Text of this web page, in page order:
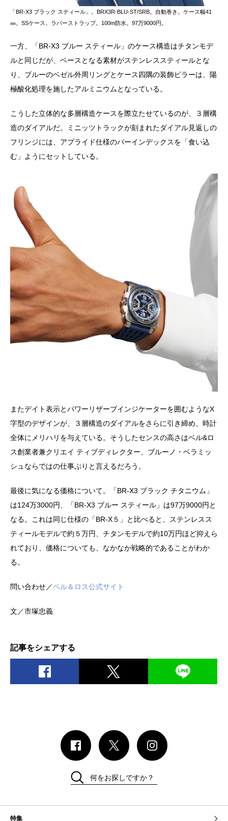
「BR-X3 ブラック スティール」。BRX3R-BLU-ST/SRB。自動巻き。ケース幅41
㎜。SSケース。ラバーストラップ。100m防水。97万9000円。
一方、「BR-X3 ブルー スティール」のケース構造はチタンモデ
ルと同じだが、ベースとなる素材がステンレススティールとな
り、ブルーのベゼル外周リングとケース四隅の装飾ピラーは、陽
極酸化処理を施したアルミニウムとなっている。
こうした立体的な多層構造ケースを際立たせているのが、３層構
造のダイアルだ。ミニッツトラックが刻まれたダイアル見返しの
フリンジには、アプライド仕様のバーインデックスを「食い込
む」ようにセットしている。
またデイト表示とパワーリザーブインジケーターを囲むようなX
字型のデザインが、３層構造のダイアルをさらに引き締め、時計
全体にメリハリを与えている。そうしたセンスの高さはベル&ロ
ス創業者兼クリエイ ティブディレクター、ブルーノ・ベラミッ
シュならではの仕事ぶりと言えるだろう。
最後に気になる価格について。「BR-X3 ブラック チタニウム」
は124万3000円、「BR-X3 ブルー スティール」は97万9000円と
なる。これは同じ仕様の「BR-X５」と比べると、ステンレスス
ティールモデルで約５万円、チタンモデルで約10万円ほど抑えら
れており、価格についても、なかなか戦略的であることがわか
る。
問い合わせ／ベル＆ロス公式サイト
文／市塚忠義
記事をシェアする
特集
何をお探しですか？